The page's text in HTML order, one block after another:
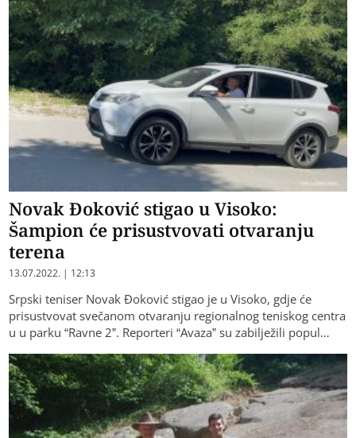
Novak Đoković stigao u Visoko:
Šampion će prisustvovati otvaranju
terena
13.07.2022. | 12:13
Srpski teniser Novak Đoković stigao je u Visoko, gdje će
prisustvovat svečanom otvaranju regionalnog teniskog centra
u u parku “Ravne 2”. Reporteri “Avaza” su zabilježili popul…